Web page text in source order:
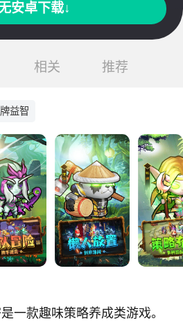
安卓下载↓
相关 推荐
益智
一款趣味策略养成类游戏。